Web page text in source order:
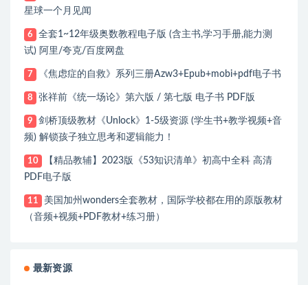
星球一个月见闻
6
全套1~12年级奥数教程电子版 (含主书,学习手册,能力测
试) 阿里/夸克/百度网盘
7 《焦虑症的自救》系列三册Azw3+Epub+mobi+pdf电子书
8 张祥前《统一场论》第六版 / 第七版 电子书 PDF版
9
剑桥顶级教材《Unlock》1-5级资源 (学生书+教学视频+音
频) 解锁孩子独立思考和逻辑能力！
10
【精品教辅】2023版《53知识清单》初高中全科 高清
PDF电子版
11
美国加州wonders全套教材，国际学校都在用的原版教材
（音频+视频+PDF教材+练习册）
最新资源